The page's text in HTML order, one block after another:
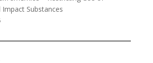
Substances